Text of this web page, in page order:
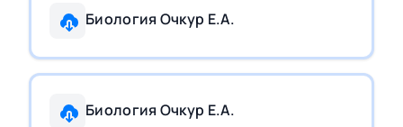
Биология Очкур Е.А.
Биология Очкур Е.А.